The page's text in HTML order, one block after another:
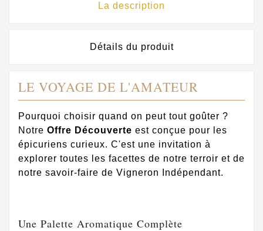
La description
Détails du produit
LE VOYAGE DE L'AMATEUR
Pourquoi choisir quand on peut tout goûter ?
Notre Offre Découverte est conçue pour les
épicuriens curieux. C'est une invitation à
explorer toutes les facettes de notre terroir et de
notre savoir-faire de Vigneron Indépendant.
Une Palette Aromatique Complète